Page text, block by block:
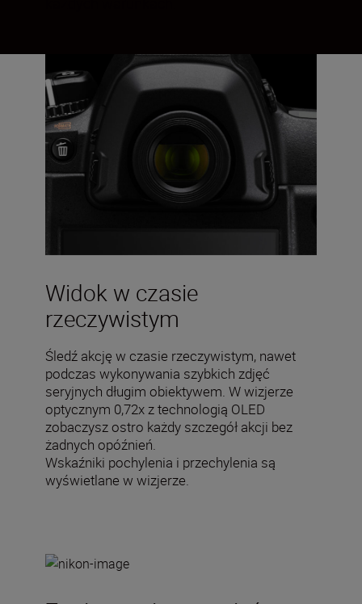
Widok w czasie
rzeczywistym
Śledź akcję w czasie rzeczywistym, nawet
podczas wykonywania szybkich zdjęć
seryjnych długim obiektywem. W wizjerze
optycznym 0,72x z technologią OLED
zobaczysz ostro każdy szczegół akcji bez
żadnych opóźnień.
Wskaźniki pochylenia i przechylenia są
wyświetlane w wizjerze.